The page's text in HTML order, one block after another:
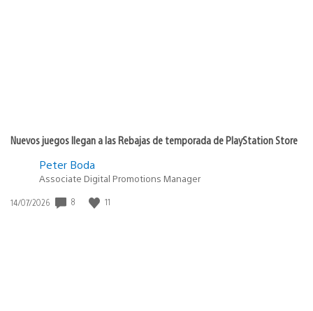
Nuevos juegos llegan a las Rebajas de temporada de PlayStation Store
Peter Boda
Associate Digital Promotions Manager
Fecha
14/07/2026 8 11